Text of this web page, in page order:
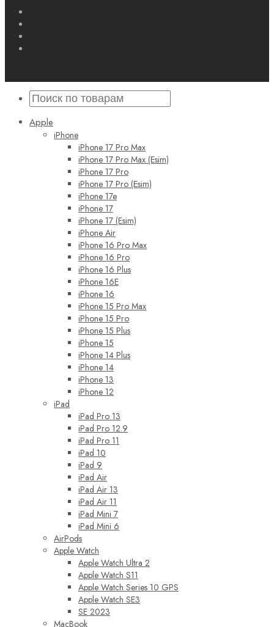
Apple
iPhone
iPhone 17 Pro Max
iPhone 17 Pro Max (Esim)
iPhone 17 Pro
iPhone 17 Pro (Esim)
iPhone 17e
iPhone 17
iPhone 17 (Esim)
iPhone Air
iPhone 16 Pro Max
iPhone 16 Pro
iPhone 16 Plus
iPhone 16E
iPhone 16
iPhone 15 Pro Max
iPhone 15 Pro
iPhone 15 Plus
iPhone 15
iPhone 14 Plus
iPhone 14
iPhone 13
iPhone 12
iPad
iPad Pro 13
iPad Pro 12.9
iPad Pro 11
iPad 10
iPad 9
iPad Air
iPad Air 13
iPad Air 11
iPad Mini 7
iPad Mini 6
AirPods
Apple Watch
Apple Watch Ultra 2
Apple Watch S11
Apple Watch Series 10 GPS
Apple Watch SE3
SE 2023
MacBook